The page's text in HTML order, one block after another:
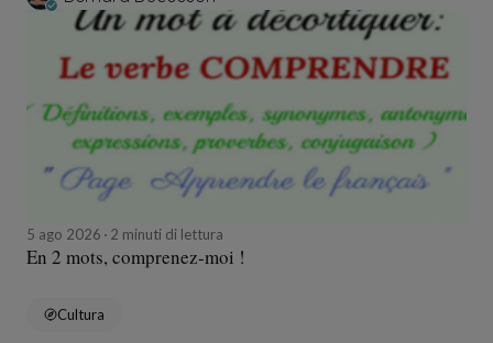
5 ago 2026 2 minuti di lettura
En 2 mots, comprenez-moi !
Cultura